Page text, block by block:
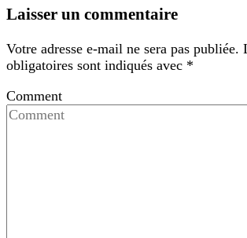
Laisser un commentaire
Votre adresse e-mail ne sera pas publiée.
obligatoires sont indiqués avec *
Comment